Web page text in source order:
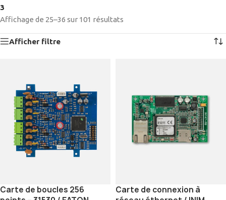
3
Affichage de 25–36 sur 101 résultats
Afficher filtre
Carte de boucles 256
Carte de connexion à